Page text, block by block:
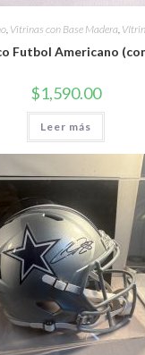
, Vitrinas con Base Madera,
Futbol Americano
$1,590.00
Leer más